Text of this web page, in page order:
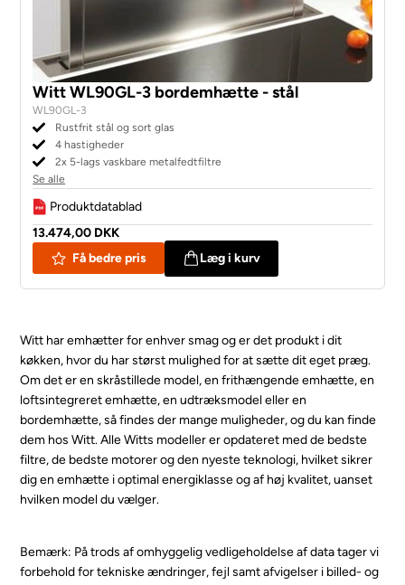
Witt WL90GL-3 bordemhætte - stål
WL90GL-3
Rustfrit stål og sort glas
4 hastigheder
2x 5-lags vaskbare metalfedtfiltre
Se alle
Produktdatablad
13.474,00 DKK
Få bedre pris
Læg i kurv
Witt har emhætter for enhver smag og er det produkt i dit
køkken, hvor du har størst mulighed for at sætte dit eget præg.
Om det er en skråstillede model, en frithængende emhætte, en
loftsintegreret emhætte, en udtræksmodel eller en
bordemhætte, så findes der mange muligheder, og du kan finde
dem hos Witt. Alle Witts modeller er opdateret med de bedste
filtre, de bedste motorer og den nyeste teknologi, hvilket sikrer
dig en emhætte i optimal energiklasse og af høj kvalitet, uanset
hvilken model du vælger.
Bemærk: På trods af omhyggelig vedligeholdelse af data tager vi
forbehold for tekniske ændringer, fejl samt afvigelser i billed- og